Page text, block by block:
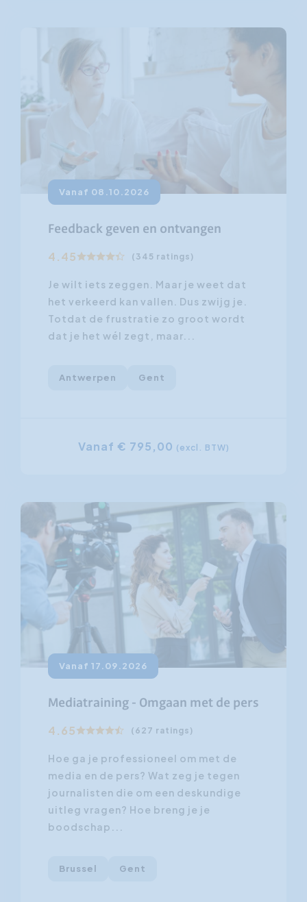
Vanaf 08.10.2026
Feedback geven en ontvangen
4.45 (345 ratings)
Je wilt iets zeggen. Maar je weet dat
het verkeerd kan vallen. Dus zwijg je.
Totdat de frustratie zo groot wordt
dat je het wél zegt, maar...
Antwerpen Gent
Vanaf € 795,00 (excl. BTW)
Vanaf 17.09.2026
Mediatraining - Omgaan met de pers
4.65 (627 ratings)
Hoe ga je professioneel om met de
media en de pers? Wat zeg je tegen
journalisten die om een deskundige
uitleg vragen? Hoe breng je je
boodschap...
Brussel Gent